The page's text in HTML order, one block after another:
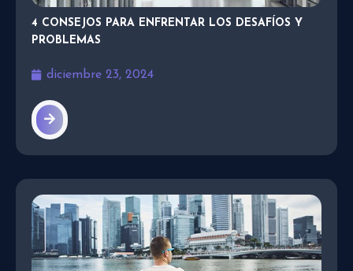
4 CONSEJOS PARA ENFRENTAR LOS DESAFÍOS Y
PROBLEMAS
diciembre 23, 2024